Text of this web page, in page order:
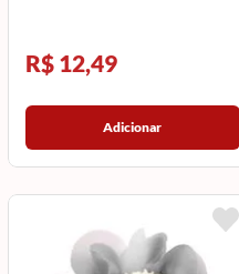
R$ 12,49
Adicionar